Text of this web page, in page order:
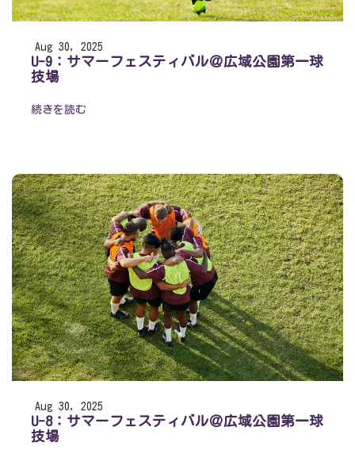
Aug 30, 2025
U-9：サマーフェスティバル＠広域公園第一球
技場
続きを読む
Aug 30, 2025
U-8：サマーフェスティバル＠広域公園第一球
技場